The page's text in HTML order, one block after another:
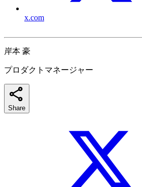
x.com
岸本 豪
プロダクトマネージャー
Share